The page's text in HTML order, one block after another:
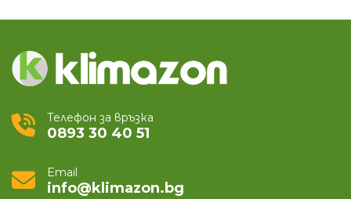
Телефон за връзка
0893 30 40 51
Email
info@klimazon.bg